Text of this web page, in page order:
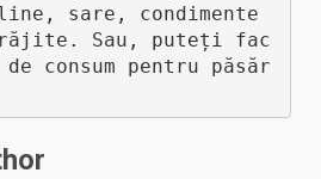
sare, condimente
Sau, puteți fac
consum pentru păsăr